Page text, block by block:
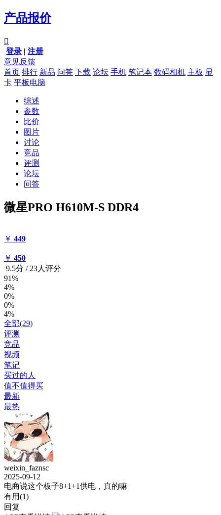
产品报价

登录 | 注册
意见反馈
首页 排行 新品 问答 下载 论坛 手机 笔记本 数码相机 主板 显
卡 平板电脑
综述
参数
比价
图片
讨论
竞品
评测
论坛
问答
微星PRO H610M-S DDR4
￥ 449
￥ 450
9.5分 / 23人评分
91%
4%
0%
0%
4%
全部(29)
评测
竞品
视频
笔记
买过的人
值不值得买
最新
最热
weixin_faznsc
2025-09-12
电商说这个板子8+1+1供电，真的嘛
有用(1)
回复